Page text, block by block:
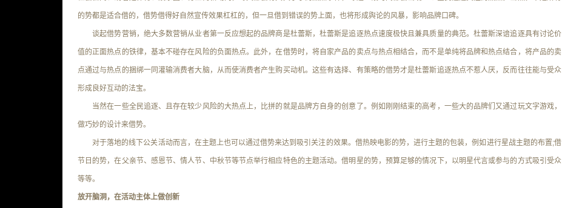
的势都是适合借的，借势借得好自然宣传效果杠杠的，但一旦借到错误的势上面，也将形成舆论的风暴，影响品牌口碑。
谈起借势营销，绝大多数营销从业者第一反应想起的品牌商是杜蕾斯，杜蕾斯是追逐热点速度极快且兼具质量的典范。杜蕾斯深谙追逐具有讨论价
值的正面热点的铁律，基本不碰存在风险的负面热点。此外，在借势时，将自家产品的卖点与热点相结合，而不是单纯将品牌和热点结合，将产品的卖
点通过与热点的捆绑一同灌输消费者大脑，从而使消费者产生购买动机。这些有选择、有策略的借势才是杜蕾斯追逐热点不惹人厌，反而往往能与受众
形成良好互动的法宝。
当然在一些全民追逐、且存在较少风险的大热点上，比拼的就是品牌方自身的创意了。例如刚刚结束的高考，一些大的品牌们又通过玩文字游戏，
做巧妙的设计来借势。
对于落地的线下公关活动而言，在主题上也可以通过借势来达到吸引关注的效果。借热映电影的势，进行主题的包装，例如进行星战主题的布置;借
节日的势，在父亲节、感恩节、情人节、中秋节等节点举行相应特色的主题活动。借明星的势，预算足够的情况下，以明星代言或参与的方式吸引受众
等等。
放开脑洞，在活动主体上做创新